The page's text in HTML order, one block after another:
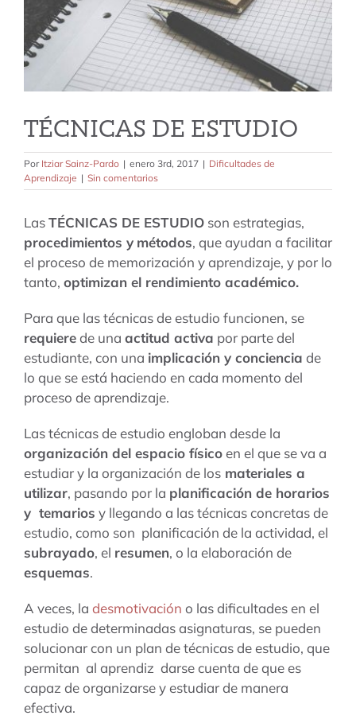
tarifas
blog
TÉCNICAS DE ESTUDIO
Por Itziar Sainz-Pardo | enero 3rd, 2017 | Dificultades de
Aprendizaje | Sin comentarios
LasTÉCNICAS DE ESTUDIO son estrategias,
procedimientos y métodos, que ayudan a facilitar
el proceso de memorización y aprendizaje, y por lo
tanto, optimizan el rendimiento académico.
Para que las técnicas de estudio funcionen, se
requierede una actitud activa por parte del
estudiante, con una implicación y conciencia de
lo que se está haciendo en cada momento del
proceso de aprendizaje.
Las técnicas de estudio engloban desde la
organización del espacio físicoen el que se va a
estudiar y la organización de los materiales a
utilizar, pasando por la planificación de horarios
y temarios y llegando a las técnicas concretas de
estudio, como son planificación de la actividad, el
subrayado, el resumen, o la elaboración de
esquemas.
A veces, la desmotivación o las dificultades en el
estudio de determinadas asignaturas, se pueden
solucionar con un plan de técnicas de estudio, que
permitan al aprendiz darse cuenta de que es
capaz de organizarse y estudiar de manera
efectiva.